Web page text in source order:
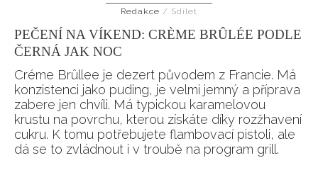
Redakce / Sdílet
PEČENÍ NA VÍKEND: CRÈME BRÛLÉE PODLE
ČERNÁ JAK NOC
Créme Brûllee je dezert původem z Francie. Má
konzistenci jako puding, je velmi jemný a příprava
zabere jen chvíli. Má typickou karamelovou
krustu na povrchu, kterou získáte díky rozžhavení
cukru. K tomu potřebujete flambovací pistoli, ale
dá se to zvládnout i v troubě na program grill.